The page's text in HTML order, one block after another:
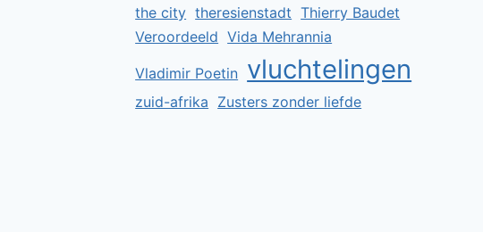
the city theresienstadt Thierry Baudet
Veroordeeld Vida Mehrannia
Vladimir Poetin vluchtelingen
zuid-afrika Zusters zonder liefde